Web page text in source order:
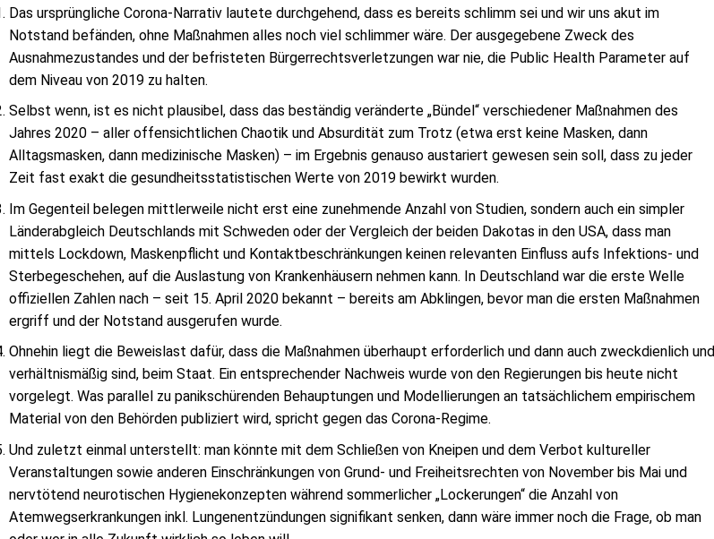
Das ursprüngliche Corona-Narrativ lautete durchgehend, dass es bereits schlimm sei und wir uns akut im
Notstand befänden, ohne Maßnahmen alles noch viel schlimmer wäre. Der ausgegebene Zweck des
Ausnahmezustandes und der befristeten Bürgerrechtsverletzungen war nie, die Public Health Parameter auf
dem Niveau von 2019 zu halten.
Selbst wenn, ist es nicht plausibel, dass das beständig veränderte „Bündel“ verschiedener Maßnahmen des
Jahres 2020 – aller offensichtlichen Chaotik und Absurdität zum Trotz (etwa erst keine Masken, dann
Alltagsmasken, dann medizinische Masken) – im Ergebnis genauso austariert gewesen sein soll, dass zu jeder
Zeit fast exakt die gesundheitsstatistischen Werte von 2019 bewirkt wurden.
Im Gegenteil belegen mittlerweile nicht erst eine zunehmende Anzahl von Studien, sondern auch ein simpler
Länderabgleich Deutschlands mit Schweden oder der Vergleich der beiden Dakotas in den USA, dass man
mittels Lockdown, Maskenpflicht und Kontaktbeschränkungen keinen relevanten Einfluss aufs Infektions- und
Sterbegeschehen, auf die Auslastung von Krankenhäusern nehmen kann. In Deutschland war die erste Welle
offiziellen Zahlen nach – seit 15. April 2020 bekannt – bereits am Abklingen, bevor man die ersten Maßnahmen
ergriff und der Notstand ausgerufen wurde.
Ohnehin liegt die Beweislast dafür, dass die Maßnahmen überhaupt erforderlich und dann auch zweckdienlich und
verhältnismäßig sind, beim Staat. Ein entsprechender Nachweis wurde von den Regierungen bis heute nicht
vorgelegt. Was parallel zu panikschürenden Behauptungen und Modellierungen an tatsächlichem empirischem
Material von den Behörden publiziert wird, spricht gegen das Corona-Regime.
Und zuletzt einmal unterstellt: man könnte mit dem Schließen von Kneipen und dem Verbot kultureller
Veranstaltungen sowie anderen Einschränkungen von Grund- und Freiheitsrechten von November bis Mai und
nervtötend neurotischen Hygienekonzepten während sommerlicher „Lockerungen“ die Anzahl von
Atemwegserkrankungen inkl. Lungenentzündungen signifikant senken, dann wäre immer noch die Frage, ob man